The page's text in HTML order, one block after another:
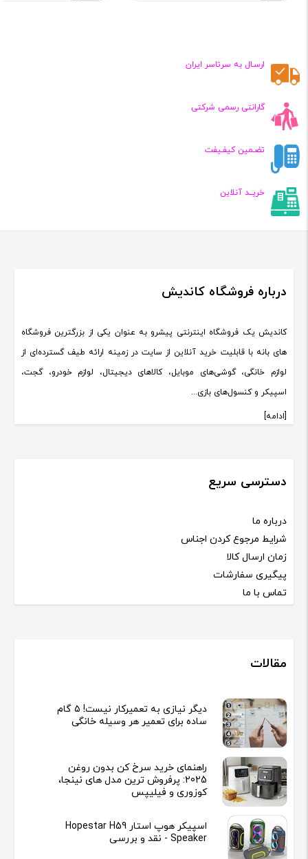
ارسـال به سرتاسر ایران
گارانتی رسمی شرکتی
تضـمین کیفـیفت
خریــد آنلاین
درباره فروشگاه کاندیش
کاندیش یک فروشگاه اینترنتی پیشرو به عنوان یکی از بزرگترین فروشگاه
های بانه با قابلیت خرید آنلاین از سایت در زمینه ارائه طیف گسترده‌ای از
لوازم خانگی، گوشی‌های موبایل، کالاهای دیجیتال، لوازم خودرو، گجت،
اسپیکر و کنسول‌های بازی...
[ادامه]
دسترسی سریع
درباره ما
شرایط مرجوع کردن اجناس
زمان ارسال کالا
پیگیری سفارشات
تماس با ما
مقالات
دیگر نیازی به تعمیرکار نیست! ۵ گام
ساده برای تعمیر هر وسیله خانگی
راهنمای خرید سرخ کن بدون روغن
2025: پرفروش ترین مدل های نینجا،
کوزوری و فیلیپس
اسپیکر هوپ استار Hopestar H59
Speaker - نقد و بررسی